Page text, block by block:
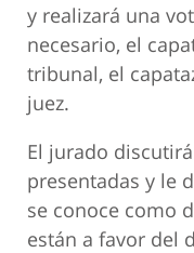
y realizará una
necesario, el
tribunal, el
juez.
El jurado
presentadas y le
se conoce como
están a favor del